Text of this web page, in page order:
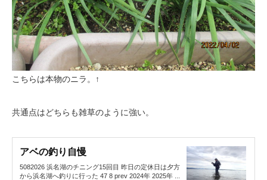
こちらは本物のニラ。↑
共通点はどちらも雑草のように強い。
アベの釣り自慢
5082026 浜名湖のチニング15回目 昨日の定休日は夕方
から浜名湖へ釣りに行った 47 8 prev 2024年 2025年 ...